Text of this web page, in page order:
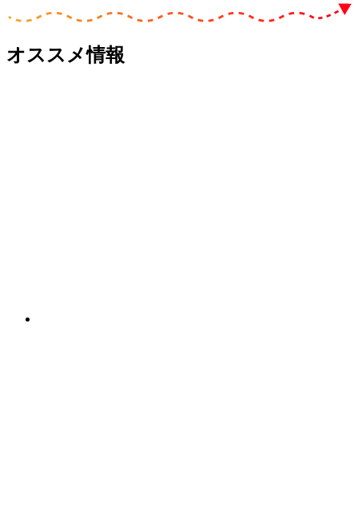
オススメ情報